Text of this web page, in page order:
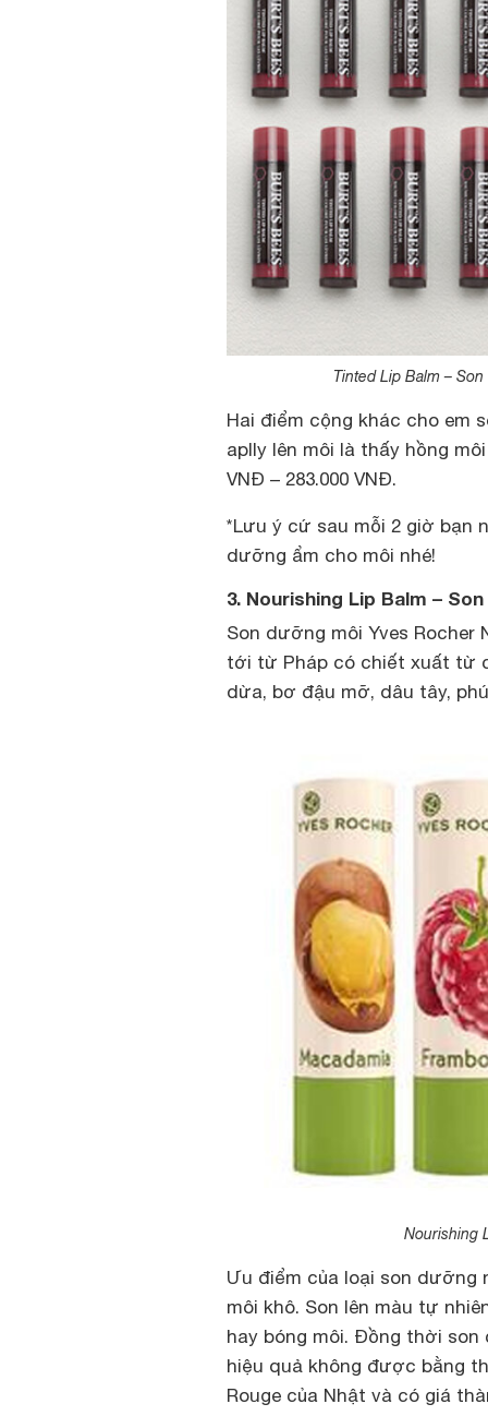
Tinted Lip Balm –
Hai điểm cộng khác cho em
aplly lên môi là thấy hồng
VNĐ – 283.000 VNĐ.
*Lưu ý cứ sau mỗi 2 giờ bạn
dưỡng ẩm cho môi nhé!
3. Nourishing Lip Balm –
Son dưỡng môi Yves Rocher
tới từ Pháp có chiết xuất từ
dừa, bơ đậu mỡ, dâu tây,
Nourishing
Ưu điểm của loại son
môi khô. Son lên màu tự
hay bóng môi. Đồng thời son
hiệu quả không được bằng
Rouge của Nhật và có giá